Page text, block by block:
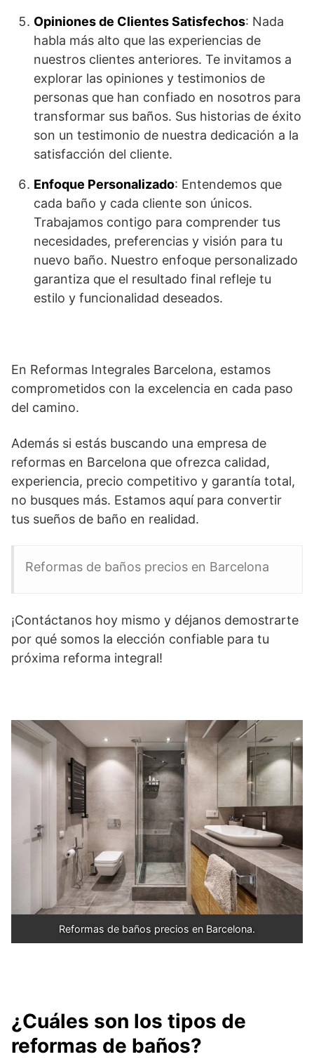
Opiniones de Clientes Satisfechos: Nada
habla más alto que las experiencias de
nuestros clientes anteriores. Te invitamos a
explorar las opiniones y testimonios de
personas que han confiado en nosotros para
transformar sus baños. Sus historias de éxito
son un testimonio de nuestra dedicación a la
satisfacción del cliente.
Enfoque Personalizado: Entendemos que
cada baño y cada cliente son únicos.
Trabajamos contigo para comprender tus
necesidades, preferencias y visión para tu
nuevo baño. Nuestro enfoque personalizado
garantiza que el resultado final refleje tu
estilo y funcionalidad deseados.
En Reformas Integrales Barcelona, estamos
comprometidos con la excelencia en cada paso
del camino.
Además si estás buscando una empresa de
reformas en Barcelona que ofrezca calidad,
experiencia, precio competitivo y garantía total,
no busques más. Estamos aquí para convertir
tus sueños de baño en realidad.
Reformas de baños precios en Barcelona
¡Contáctanos hoy mismo y déjanos demostrarte
por qué somos la elección confiable para tu
próxima reforma integral!
Reformas de baños precios en Barcelona.
¿Cuáles son los tipos de
reformas de baños?